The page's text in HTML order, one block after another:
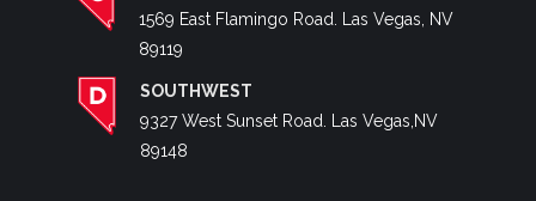
1569 East Flamingo Road. Las Vegas, NV
89119
SOUTHWEST
9327 West Sunset Road. Las Vegas,NV
89148